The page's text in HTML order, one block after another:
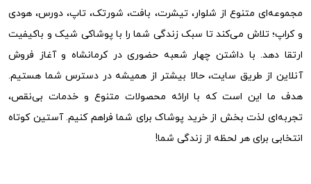
مجموعه‌ای متنوع از شلوار، تیشرت، بافت، شورتک، تاپ، دورس، هودی
و کراپ؛ تلاش می‌کند تا سبک زندگی شما را با پوشاکی شیک و باکیفیت
ارتقا دهد. با داشتن چهار شعبه حضوری در کرمانشاه و آغاز فروش
آنلاین از طریق سایت، حالا بیشتر از همیشه در دسترس شما هستیم.
هدف ما این است که با ارائه محصولات متنوع و خدمات بی‌نقص،
تجربه‌ای لذت بخش از خرید پوشاک برای شما فراهم کنیم. آستین کوتاه
انتخابی برای هر لحظه از زندگی شما!